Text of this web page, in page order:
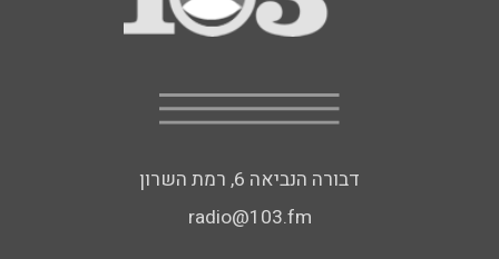
דבורה הנביאה 6, רמת השרון
radio@103.fm